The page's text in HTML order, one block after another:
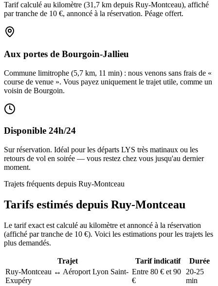
Tarif calculé au kilomètre (31,7 km depuis Ruy-Montceau), affiché
par tranche de 10 €, annoncé à la réservation. Péage offert.
Aux portes de Bourgoin-Jallieu
Commune limitrophe (5,7 km, 11 min) : nous venons sans frais de «
course de venue ». Vous payez uniquement le trajet utile, comme un
voisin de Bourgoin.
Disponible 24h/24
Sur réservation. Idéal pour les départs LYS très matinaux ou les
retours de vol en soirée — vous restez chez vous jusqu'au dernier
moment.
Trajets fréquents depuis Ruy-Montceau
Tarifs estimés depuis Ruy-Montceau
Le tarif exact est calculé au kilomètre et annoncé à la réservation
(affiché par tranche de 10 €). Voici les estimations pour les trajets les
plus demandés.
Trajet Tarif indicatif
Durée
Ruy-Montceau ↔ Aéroport Lyon Saint-
Exupéry
Entre 80 € et 90
€
20-25
min